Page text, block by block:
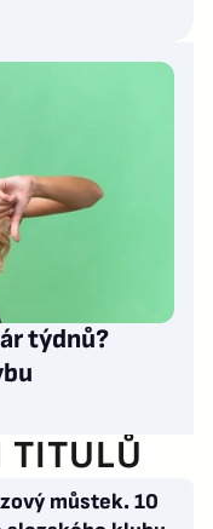
týdnů?
TITULŮ
můstek. 10